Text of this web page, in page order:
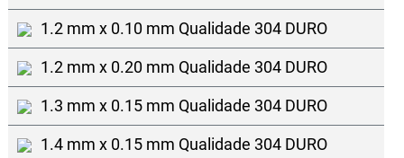
1.2 mm x 0.10 mm Qualidade 304 DURO
1.2 mm x 0.20 mm Qualidade 304 DURO
1.3 mm x 0.15 mm Qualidade 304 DURO
1.4 mm x 0.15 mm Qualidade 304 DURO